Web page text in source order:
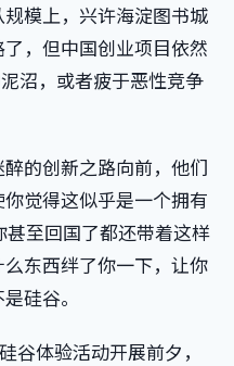
模上，兴许海淀图书城
，但中国创业项目依然
，或者疲于恶性竞争
的创新之路向前，他们
觉得这似乎是一个拥有
至回国了都还带着这样
东西绊了你一下，让你
硅谷。
体验活动开展前夕，